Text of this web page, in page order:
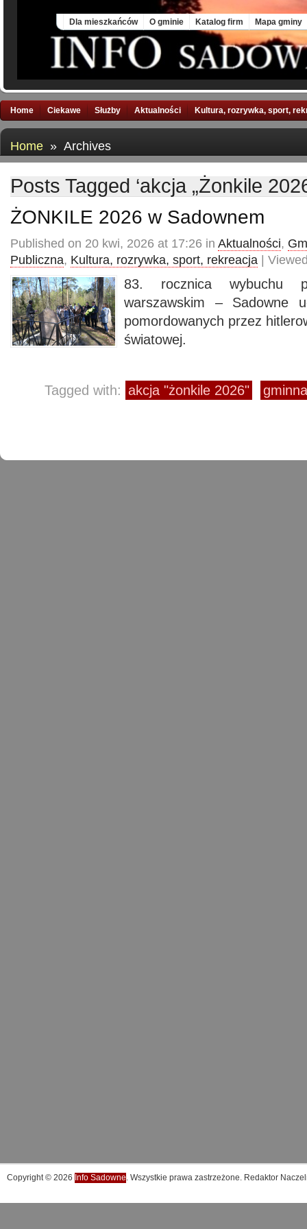
Dla mieszkańców O gminie Katalog firm Mapa gminy
Home Ciekawe Służby Aktualności Kultura, rozrywka, sport,
Home » Archives
Posts Tagged ‘akcja „Żonkile
ŻONKILE 2026 w Sadownem
Published on 20 kwi, 2026 at 17:26 in Aktualności,
Publiczna, Kultura, rozrywka, sport, rekreacja |
83. rocznica wybuchu
warszawskim – Sadowne
pomordowanych przez
światowej.
Tagged with: akcja "żonkile 2026"
Copyright © 2026 Info Sadowne. Wszystkie prawa zastrzeżone. Redaktor